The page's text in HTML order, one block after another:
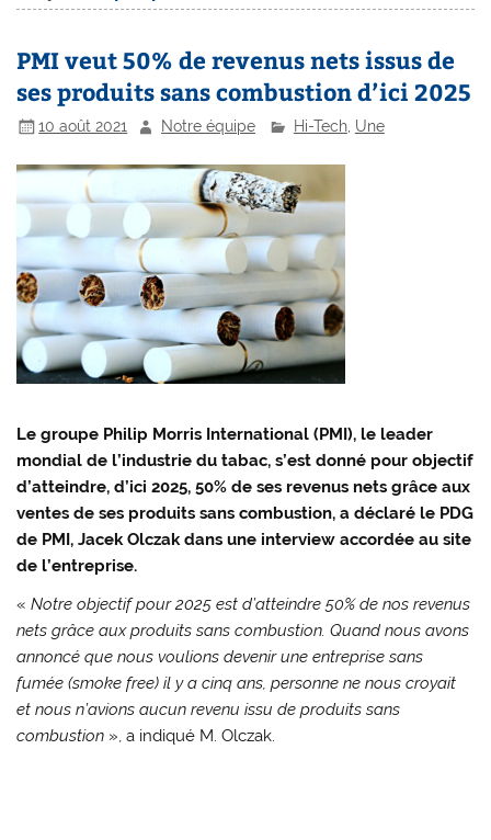
PMI veut 50% de revenus nets issus de
ses produits sans combustion d’ici 2025
10 août 2021 Notre équipe Hi-Tech, Une
Le groupe Philip Morris International (PMI), le leader
mondial de l’industrie du tabac, s’est donné pour objectif
d’atteindre, d’ici 2025, 50% de ses revenus nets grâce aux
ventes de ses produits sans combustion, a déclaré le PDG
de PMI, Jacek Olczak dans une interview accordée au site
de l’entreprise.
«Notre objectif pour 2025 est d’atteindre 50% de nos revenus
nets grâce aux produits sans combustion. Quand nous avons
annoncé que nous voulions devenir une entreprise sans
fumée (smoke free) il y a cinq ans, personne ne nous croyait
et nous n’avions aucun revenu issu de produits sans
combustion », a indiqué M. Olczak.